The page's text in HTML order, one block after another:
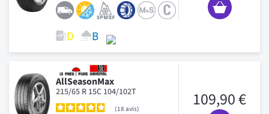
AllSeasonMax
215/65 R 15C 104/102T
18 avis 109,90 €